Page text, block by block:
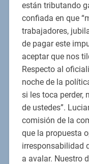
están tributando
confiada en que
trabajadores,
de pagar este
aceptar que nos
Respecto al
noche de la
si les toca perder,
de ustedes”.
comisión de la
que la propuesta
irresponsabilidad
a avalar. Nuestro